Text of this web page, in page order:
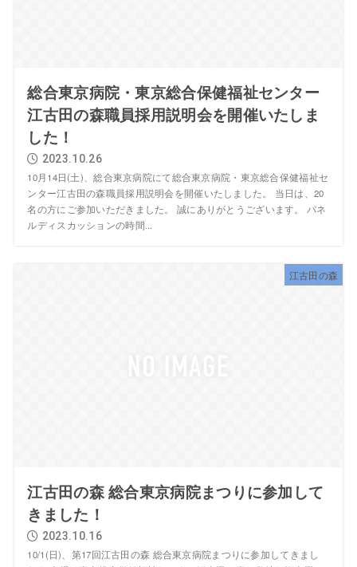
総合東京病院・東京総合保健福祉センター
江古田の森職員採用説明会を開催いたしま
した！
2023.10.26
10月14日(土)、総合東京病院にて総合東京病院・東京総合保健福祉セ
ンター江古田の森職員採用説明会を開催いたしました。 当日は、20
名の方にご参加いただきました。 誠にありがとうございます。 パネ
ルディスカッションの時間...
江古田の森
江古田の森 総合東京病院まつりに参加して
きました！
2023.10.16
10/1(日)、第17回江古田の森 総合東京病院まつりに参加してきまし